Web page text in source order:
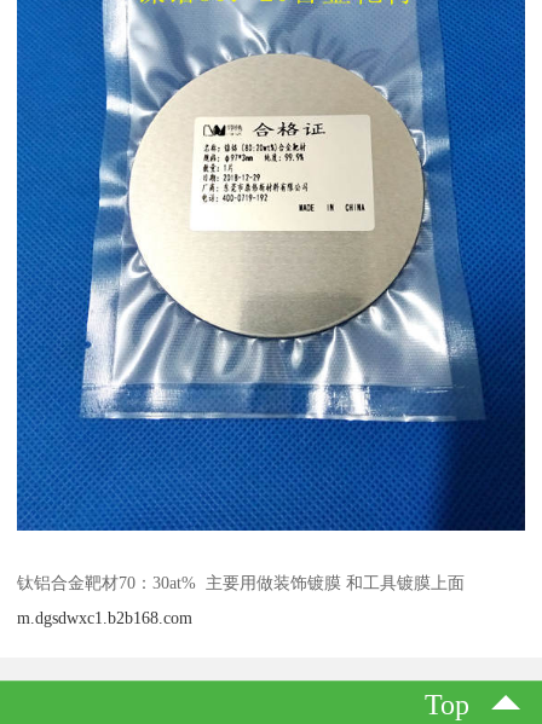
钛铝合金靶材70：30at% 主要用做装饰镀膜 和工具镀膜上面
m.dgsdwxc1.b2b168.com
Top